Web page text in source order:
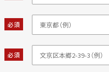
必須
必須